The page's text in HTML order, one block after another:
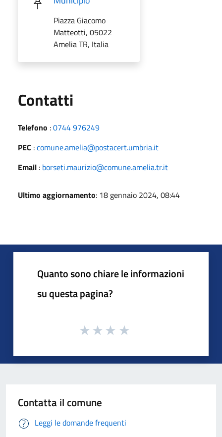
Piazza Giacomo
Matteotti, 05022
Amelia TR, Italia
Contatti
Telefono :0744 976249
PEC :comune.amelia@postacert.umbria.it
Email : borseti.maurizio@comune.amelia.tr.it
Ultimo aggiornamento: 18 gennaio 2024, 08:44
Quanto sono chiare le informazioni
su questa pagina?
Contatta il comune
Leggi le domande frequenti